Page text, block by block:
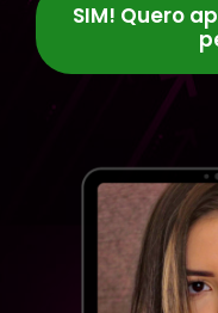
SIM! Quero